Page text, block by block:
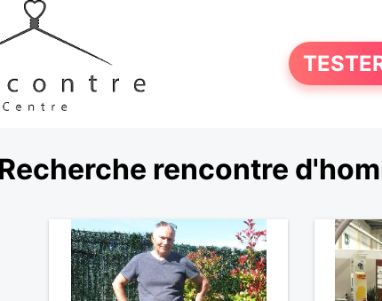
Recherche rencontre